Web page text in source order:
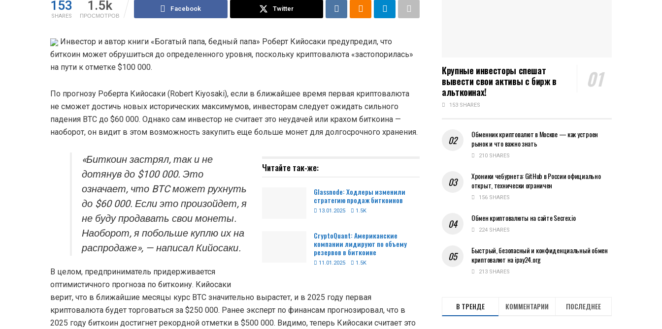
153
SHARES
1.5k
ПРОСМОТРОВ
Facebook Twitter
Инвестор и автор книги «Богатый папа, бедный папа» Роберт Кийосаки предупредил, что
биткоин может обрушиться до определенного уровня, поскольку криптовалюта «застопорилась»
на пути к отметке $100 000.
По прогнозу Роберта Кийосаки (Robert Kiyosaki), если в ближайшее время первая криптовалюта
не сможет достичь новых исторических максимумов, инвесторам следует ожидать сильного
падения BTC до $60 000. Однако сам инвестор не считает это неудачей или крахом биткоина —
наоборот, он видит в этом возможность закупить еще больше монет для долгосрочного хранения.
Читайте так-же:
Glassnode: Ходлеры изменили
стратегию продаж биткоинов
13.01.2025 1.5K
CryptoQuant: Американские
компании лидируют по объему
резервов в биткоине
11.01.2025 1.5K
«Биткоин застрял, так и не
дотянув до $100 000. Это
означает, что BTC может рухнуть
до $60 000. Если это произойдет, я
не буду продавать свои монеты.
Наоборот, я побольше куплю их на
распродаже», — написал Кийосаки.
В целом, предприниматель придерживается
оптимистичного прогноза по биткоину. Кийосаки
верит, что в ближайшие месяцы курс BTC значительно вырастет, и в 2025 году первая
криптовалюта будет торговаться за $250 000. Ранее эксперт по финансам прогнозировал, что в
2025 году биткоин достигнет рекордной отметки в $500 000. Видимо, теперь Кийосаки считает это
Крупные инвесторы спешат
вывести свои активы с бирж в
альткоинах!
153 SHARES
Обменник криптовалют в Москве — как устроен
рынок и что важно знать
210 SHARES
Хроники чебурнета: GitHub в России официально
открыт, технически ограничен
156 SHARES
Обмен криптовалюты на сайте Secrex.io
224 SHARES
Быстрый, безопасный и конфиденциальный обмен
криптовалют на ipay24.org
213 SHARES
В ТРЕНДЕ КОММЕНТАРИИ ПОСЛЕДНЕЕ